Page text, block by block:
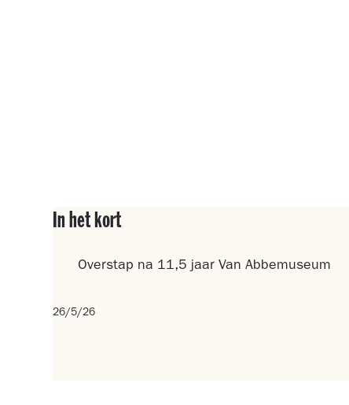
In het kort
Overstap na 11,5 jaar Van Abbemuseum
26/5/26